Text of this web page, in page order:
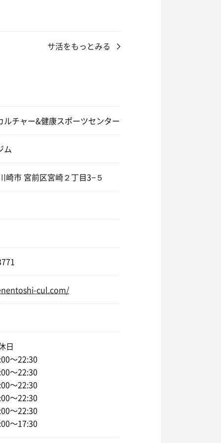
サ活をもっとみる
ルチャー&健康スポーツセンター
ム
崎市 宮前区宮崎２丁目3−５
cul.com/
日
〜22:30
〜22:30
〜22:30
〜22:30
〜22:30
〜17:30